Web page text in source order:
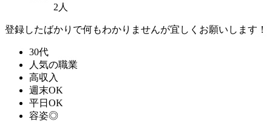
2人
登録したばかりで何もわかりませんが宜しくお願いします！
30代
人気の職業
高収入
週末OK
平日OK
容姿◎